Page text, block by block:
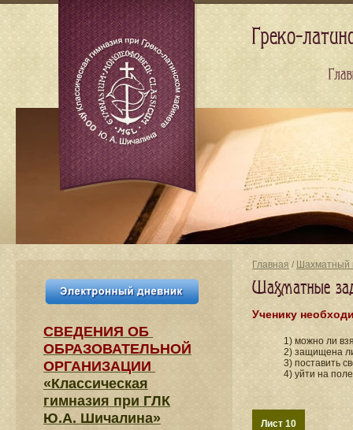
Главная / Шахматный
Шахматные
Ученику
1) можно ли
2) защищена
3) поставить
4) уйти на
Лист 10
СВЕДЕНИЯ​ ОБ
ОБРАЗОВАТЕЛЬНОЙ
ОРГАНИЗАЦИИ
«Классическая
гимназия при ГЛК
Ю.А. Шичалина»
Греко-